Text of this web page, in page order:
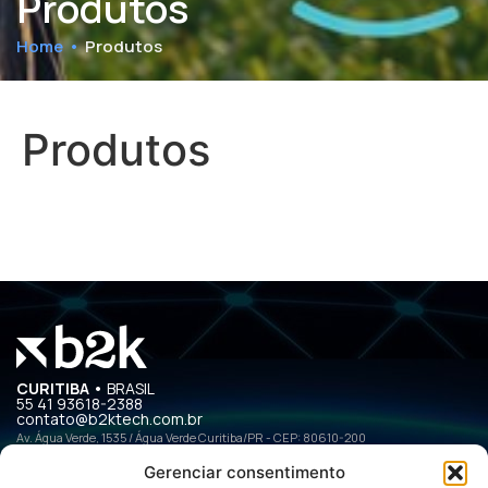
Gerenciar consentimento
Home • Produtos
Produtos
CURITIBA • BRASIL
55 41 93618-2388
contato@b2ktech.com.br
Av. Água Verde, 1535 / Água Verde Curitiba/PR - CEP: 80610-200